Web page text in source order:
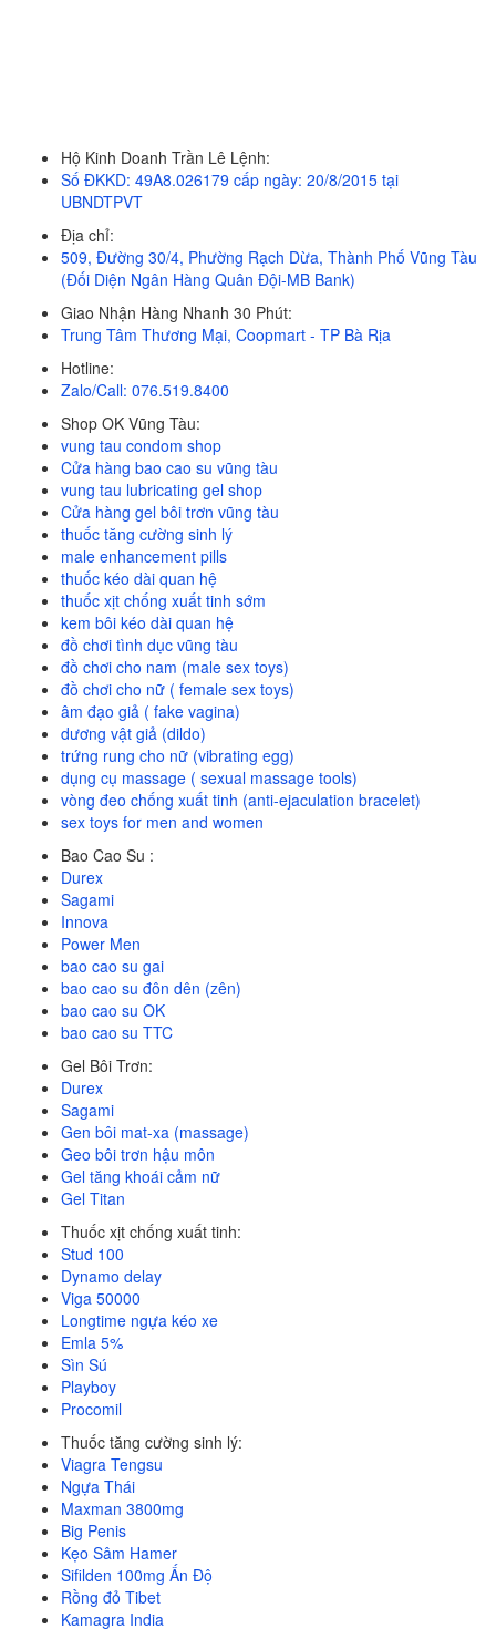
Hộ Kinh Doanh Trần Lê Lệnh:
Số ĐKKD: 49A8.026179 cấp ngày: 20/8/2015 tại
UBNDTPVT
Địa chỉ:
509, Đường 30/4, Phường Rạch Dừa, Thành Phố Vũng Tàu
(Đối Diện Ngân Hàng Quân Đội-MB Bank)
Giao Nhận Hàng Nhanh 30 Phút:
Trung Tâm Thương Mại, Coopmart - TP Bà Rịa
Hotline:
Zalo/Call: 076.519.8400
Shop OK Vũng Tàu:
vung tau condom shop
Cửa hàng bao cao su vũng tàu
vung tau lubricating gel shop
Cửa hàng gel bôi trơn vũng tàu
thuốc tăng cường sinh lý
male enhancement pills
thuốc kéo dài quan hệ
thuốc xịt chống xuất tinh sớm
kem bôi kéo dài quan hệ
đồ chơi tình dục vũng tàu
đồ chơi cho nam (male sex toys)
đồ chơi cho nữ ( female sex toys)
âm đạo giả ( fake vagina)
dương vật giả (dildo)
trứng rung cho nữ (vibrating egg)
dụng cụ massage ( sexual massage tools)
vòng đeo chống xuất tinh (anti-ejaculation bracelet)
sex toys for men and women
Bao Cao Su :
Durex
Sagami
Innova
Power Men
bao cao su gai
bao cao su đôn dên (zên)
bao cao su OK
bao cao su TTC
Gel Bôi Trơn:
Durex
Sagami
Gen bôi mat-xa (massage)
Geo bôi trơn hậu môn
Gel tăng khoái cảm nữ
Gel Titan
Thuốc xịt chống xuất tinh:
Stud 100
Dynamo delay
Viga 50000
Longtime ngựa kéo xe
Emla 5%
Sìn Sú
Playboy
Procomil
Thuốc tăng cường sinh lý:
Viagra Tengsu
Ngựa Thái
Maxman 3800mg
Big Penis
Kẹo Sâm Hamer
Sifilden 100mg Ấn Độ
Rồng đỏ Tibet
Kamagra India